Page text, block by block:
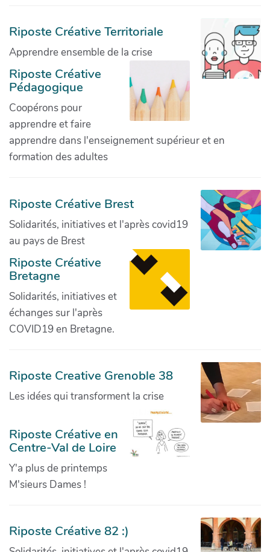
Riposte Créative Territoriale
Apprendre ensemble de la crise
Riposte Créative
Pédagogique
Coopérons pour
apprendre et faire
apprendre dans l'enseignement supérieur et en
formation des adultes
Riposte Créative Brest
Solidarités, initiatives et l'après covid19
au pays de Brest
Riposte Créative
Bretagne
Solidarités, initiatives et
échanges sur l'après
COVID19 en Bretagne.
Riposte Creative Grenoble 38
Les idées qui transforment la crise
Riposte Créative en
Centre-Val de Loire
Y'a plus de printemps
M'sieurs Dames !
Riposte Créative 82 :)